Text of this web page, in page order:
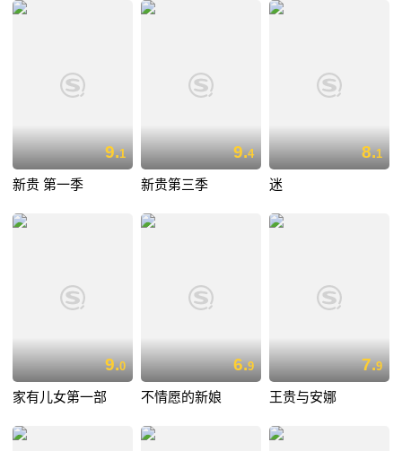
9.1
新贵 第一季
9.4
新贵第三季
8.1
迷
9.0
家有儿女第一部
6.9
不情愿的新娘
7.9
王贵与安娜